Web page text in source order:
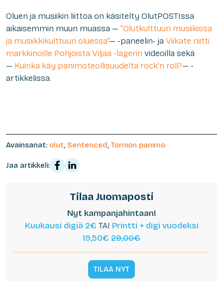
Oluen ja musiikin liittoa on käsitelty OlutPOSTIssa
aikaisemmin muun muassa — ”Olutkulttuuri musiikissa
ja musiikkikulttuuri oluessa”— -paneelin- ja Viikate niitti
markkinoille Pohjoista Viljaa -lagerin videoilla sekä
— Kuinka käy panimoteollisuudelta rock’n roll?— -
artikkelissa.
Avainsanat: olut, Sentenced, Tornion panimo
Jaa artikkeli:
Tilaa Juomaposti
Nyt kampanjahintaan!
Kuukausi digiä 2€ TAI Printti + digi vuodeksi
19,50€ 29,00€
TILAA NYT